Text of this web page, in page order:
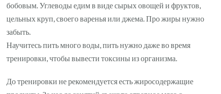
бобовым. Углеводы едим в виде сырых овощей и фруктов,
цельных круп, своего варенья или джема. Про жиры нужно
забыть.
Научитесь пить много воды, пить нужно даже во время
тренировки, чтобы вывести токсины из организма.
До тренировки не рекомендуется есть жиросодержащие